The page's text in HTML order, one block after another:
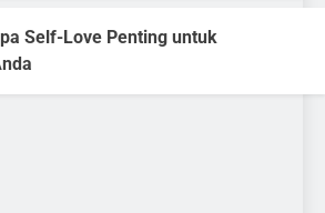
Self-Love Penting untuk